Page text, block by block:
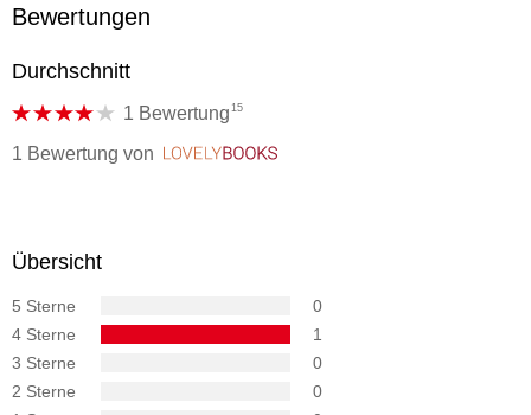
Bewertungen
Durchschnitt
1 Bewertung 15
1 Bewertung von
Übersicht
5 Sterne
0
4 Sterne
1
3 Sterne
0
2 Sterne
0